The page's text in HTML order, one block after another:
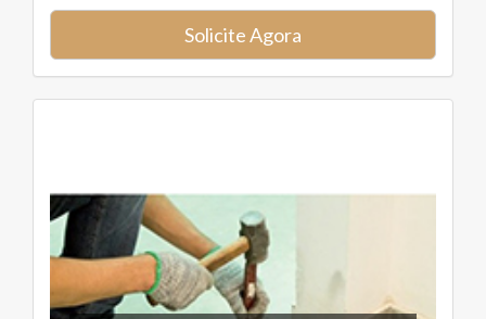
Solicite Agora